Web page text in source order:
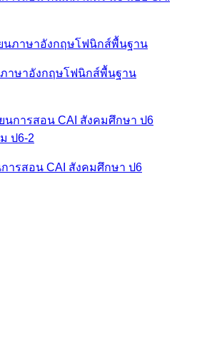
าษาอังกฤษโฟนิกส์พื้นฐาน
ารสอน CAI สังคมศึกษา ป6